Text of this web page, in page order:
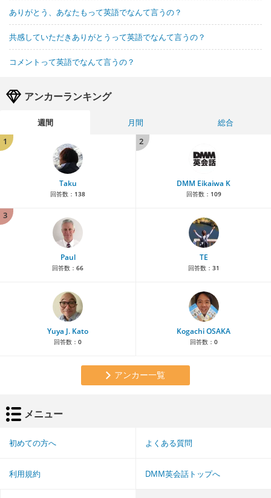
ありがとう、あなたもって英語でなんて言うの？
共感していただきありがとうって英語でなんて言うの？
コメントって英語でなんて言うの？
アンカーランキング
週間 月間
総合
1
Taku
回答数： 138
2
DMM Eikaiwa K
回答数： 109
3
Paul
回答数： 66
TE
回答数： 31
Yuya J. Kato
回答数： 0
Kogachi OSAKA
回答数： 0
アンカー一覧
メニュー
初めての方へ よくある質問
利用規約 DMM英会話トップへ